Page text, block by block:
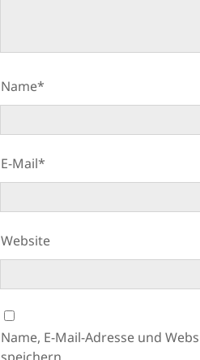
Name*
E-Mail*
Website
Name, E-Mail-Adresse und